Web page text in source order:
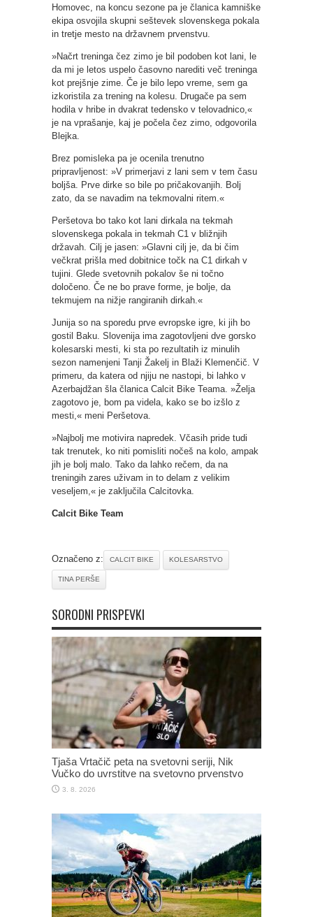
Homovec, na koncu sezone pa je članica kamniške
ekipa osvojila skupni seštevek slovenskega pokala
in tretje mesto na državnem prvenstvu.
»Načrt treninga čez zimo je bil podoben kot lani, le
da mi je letos uspelo časovno narediti več treninga
kot prejšnje zime. Če je bilo lepo vreme, sem ga
izkoristila za trening na kolesu. Drugače pa sem
hodila v hribe in dvakrat tedensko v telovadnico,«
je na vprašanje, kaj je počela čez zimo, odgovorila
Blejka.
Brez pomisleka pa je ocenila trenutno
pripravljenost: »V primerjavi z lani sem v tem času
boljša. Prve dirke so bile po pričakovanjih. Bolj
zato, da se navadim na tekmovalni ritem.«
Peršetova bo tako kot lani dirkala na tekmah
slovenskega pokala in tekmah C1 v bližnjih
državah. Cilj je jasen: »Glavni cilj je, da bi čim
večkrat prišla med dobitnice točk na C1 dirkah v
tujini. Glede svetovnih pokalov še ni točno
določeno. Če ne bo prave forme, je bolje, da
tekmujem na nižje rangiranih dirkah.«
Junija so na sporedu prve evropske igre, ki jih bo
gostil Baku. Slovenija ima zagotovljeni dve gorsko
kolesarski mesti, ki sta po rezultatih iz minulih
sezon namenjeni Tanji Žakelj in Blaži Klemenčič. V
primeru, da katera od njiju ne nastopi, bi lahko v
Azerbajdžan šla članica Calcit Bike Teama. »Želja
zagotovo je, bom pa videla, kako se bo izšlo z
mesti,« meni Peršetova.
»Najbolj me motivira napredek. Včasih pride tudi
tak trenutek, ko niti pomisliti nočeš na kolo, ampak
jih je bolj malo. Tako da lahko rečem, da na
treningih zares uživam in to delam z velikim
veseljem,« je zaključila Calcitovka.
Calcit Bike Team
Označeno z: CALCIT BIKE KOLESARSTVO
TINA PERŠE
SORODNI PRISPEVKI
Tjaša Vrtačič peta na svetovni seriji, Nik
Vučko do uvrstitve na svetovno prvenstvo
3. 8. 2026